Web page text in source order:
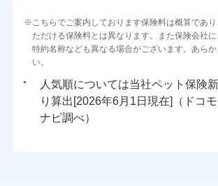
こちらでご案内しております保険料は概算であ
ただける保険料とは異なります。また保険会社
特約名称なども異なる場合がございます。あら
い。
人気順については当社
り算出[
年 月
日現在]（ドコ
ナビ調べ）